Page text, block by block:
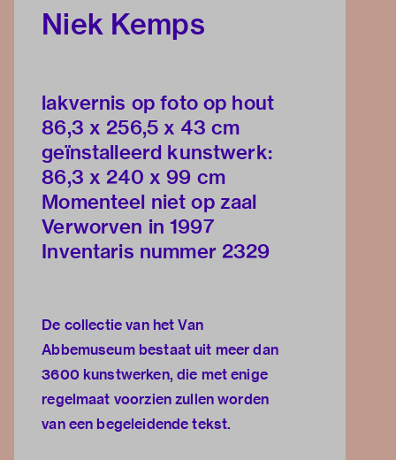
Niek Kemps
lakvernis op foto op hout
86,3 x 256,5 x 43 cm
geïnstalleerd kunstwerk:
86,3 x 240 x 99 cm
Momenteel niet op zaal
Verworven in 1997
Inventaris nummer 2329
De collectie van het Van
Abbemuseum bestaat uit meer dan
3600 kunstwerken, die met enige
regelmaat voorzien zullen worden
van een begeleidende tekst.